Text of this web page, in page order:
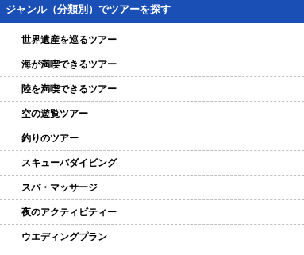
ジャンル（分類別）でツアーを探す
世界遺産を巡るツアー
海が満喫できるツアー
陸を満喫できるツアー
空の遊覧ツアー
釣りのツアー
スキューバダイビング
スパ・マッサージ
夜のアクティビティー
ウエディングプラン